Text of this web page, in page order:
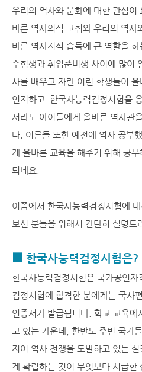
우리의 역사와 문화에 대한 관심이
바른 역사의식 고취와 우리의 역
바른 역사지식 습득에 큰 역할을
수험생과 취업준비생 사이에 많이
사를 배우고 자란 어린 학생들이
인지하고 한국사능력검정시험을
서라도 아이들에게 올바른 역사관
다. 어른들 또한 예전에 역사 공부
게 올바른 교육을 해주기 위해 공
되네요.
이쯤에서 한국사능력검정시험에
보신 분들을 위해서 간단히 설명
■ 한국사능력검정시험은?
한국사능력검정시험은 국가공인
검정시험에 합격한 분에게는 국사
인증서가 발급됩니다. 학교 교육
고 있는 가운데, 한반도 주변 국가
지어 역사 전쟁을 도발하고 있는
게 확립하는 것이 무엇보다 시급한